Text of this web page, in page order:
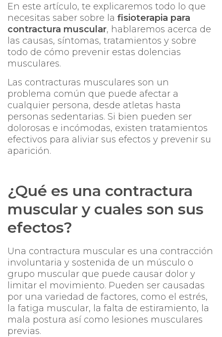
En este artículo, te explicaremos todo lo que
necesitas saber sobre la fisioterapia para
contractura muscular, hablaremos acerca de
las causas, síntomas, tratamientos y sobre
todo de cómo prevenir estas dolencias
musculares.
Las contracturas musculares son un
problema común que puede afectar a
cualquier persona, desde atletas hasta
personas sedentarias. Si bien pueden ser
dolorosas e incómodas, existen tratamientos
efectivos para aliviar sus efectos y prevenir su
aparición.
¿Qué es una contractura
muscular y cuales son sus
efectos?
Una contractura muscular es una contracción
involuntaria y sostenida de un músculo o
grupo muscular que puede causar dolor y
limitar el movimiento. Pueden ser causadas
por una variedad de factores, como el estrés,
la fatiga muscular, la falta de estiramiento, la
mala postura así como lesiones musculares
previas.